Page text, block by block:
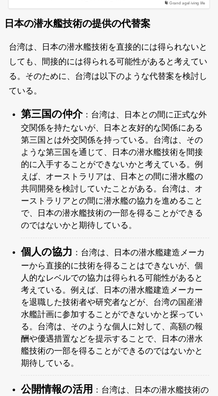
Grand agel iving life
日本の潜水艦技術の提供の代替案
台湾は、日本の潜水艦技術を直接的には得られないと
しても、間接的には得られる可能性があると考えてい
る。そのために、台湾は以下のような代替案を検討し
ている。
第三国の仲介：台湾は、日本との間に正式な外
交関係を持たないが、日本と友好的な関係にある
第三国とは外交関係を持っている。台湾は、その
ような第三国を通じて、日本の潜水艦技術を間接
的に入手することができないかと考えている。例
えば、オーストラリアは、日本との間に潜水艦の
共同開発を検討していたことがある。台湾は、オ
ーストラリアとの間に潜水艦の協力を進めること
で、日本の潜水艦技術の一部を得ることができる
のではないかと期待している。
個人の協力 ：台湾は、日本の潜水艦建造メーカ
ーから直接的に技術を得ることはできないが、個
人的なレベルでの協力は得られる可能性があると
考えている。例えば、日本の潜水艦建造メーカー
を退職した技術者や研究者などが、台湾の国産潜
水艦計画に参加することができないかと探ってい
る。台湾は、そのような個人に対して、高額の報
酬や優遇措置などを提示することで、日本の潜水
艦技術の一部を得ることができるのではないかと
期待している。
公開情報の活用 ：台湾は、日本の潜水艦技術の